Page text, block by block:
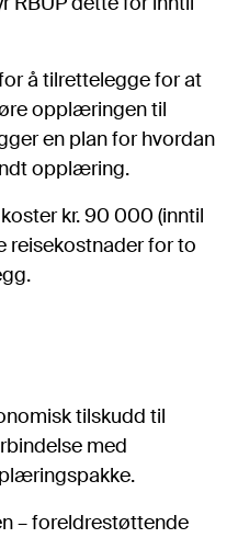
å tilrettelegge for at
opplæringen til
en plan for hvordan
opplæring.
kr. 90 000 (inntil
reisekostnader for to
tilskudd til
med
– foreldrestøttende